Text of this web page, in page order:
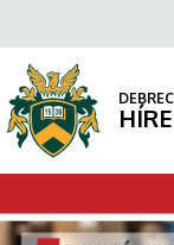
EGYETEM